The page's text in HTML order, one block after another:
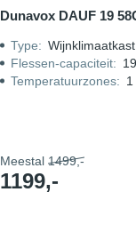
Dunavox DAUF 19
Type: Wijnklimaatkast
Flessen-capaciteit: 19
Temperatuurzones: 1
Meestal 1499,-
1199,-